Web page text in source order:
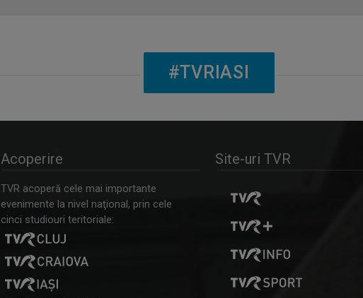
#TVRIASI
Acoperire
TVR acoperă cele mai importante
evenimente la nivel naţional, prin cele
cinci studiouri teritoriale:
Site-uri TVR